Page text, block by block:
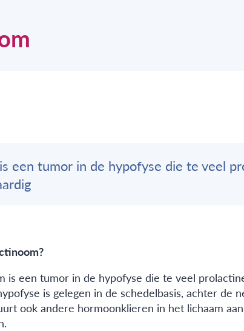
een tumor in de hypofyse die te veel
is een tumor in de hypofyse die te veel
is gelegen in de schedelbasis, achter de
ook andere hormoonklieren in het lichaam